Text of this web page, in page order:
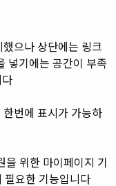
으나 상단에는 링크
넣기에는 공간이 부족
번에 표시가 가능하
을 위한 마이페이지 기
필요한 기능입니다